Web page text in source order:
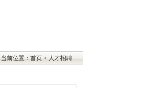
当前位置：首页 > 人才招聘